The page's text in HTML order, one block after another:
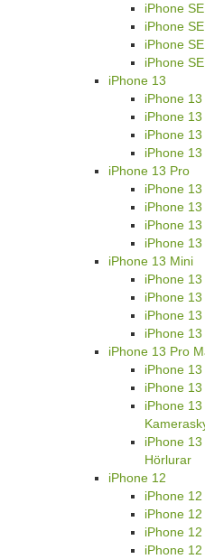
iPhone
iPhone
iPhone
iPhone
iPhone 13
iPhone
iPhone 13
iPhone
iPhone
iPhone 13 Pro
iPhone
iPhone
iPhone
iPhone
iPhone 13 Mini
iPhone
iPhone
iPhone
iPhone
iPhone 13 Pro
iPhone
iPhone
iPhone
iPhone
Hörlurar
iPhone 12
iPhone
iPhone 12
iPhone
iPhone